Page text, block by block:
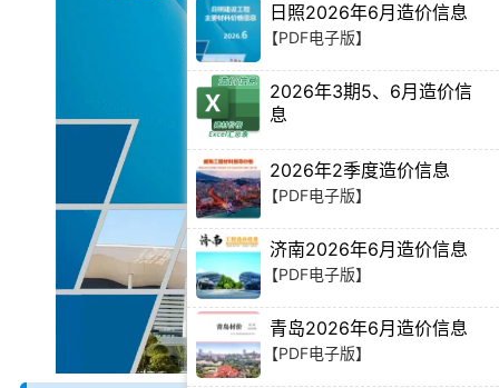
日照2026年6月造价信息
【PDF电子版】
2026年3期5、6月造价信
息
2026年2季度造价信息
【PDF电子版】
济南2026年6月造价信息
【PDF电子版】
青岛2026年6月造价信息
【PDF电子版】